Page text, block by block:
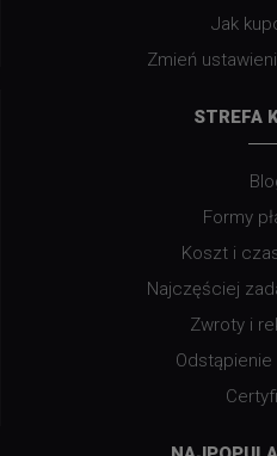
Jak
Zmień
STREFA
Formy
Koszt i
Najczęściej
Zwroty i